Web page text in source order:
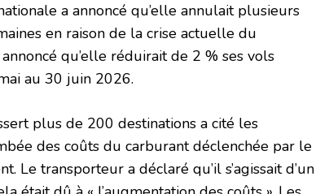
a annoncé qu’elle annulait plusieurs
en raison de la crise actuelle du
qu’elle réduirait de 2 % ses vols
au 30 juin 2026.
plus de 200 destinations a cité les
des coûts du carburant déclenchée par le
Le transporteur a déclaré qu’il s’agissait d’un